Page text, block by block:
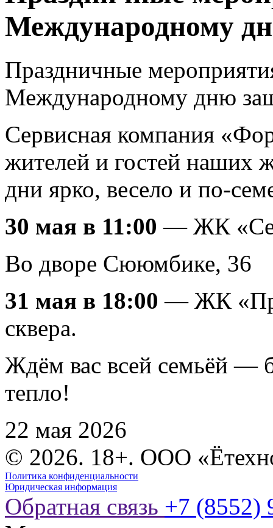
Международному
Праздничные
Международному дню
Сервисная компания
жителей и гостей наших
дни ярко, весело и по-
30 мая в 11:00 — ЖК
Во дворе Сююмбике, 36
31 мая в 18:00 — ЖК
сквера.
Ждём вас всей семьёй —
тепло!
22 мая 2026
© 2026. 18+. ООО
Политика конфиденциальности
Юридическая информация
Обратная связь +7 (8552)